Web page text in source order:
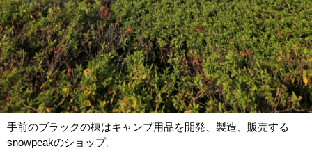
手前のブラックの棟はキャンプ用品を開発、製造、販売する
snowpeakのショップ。